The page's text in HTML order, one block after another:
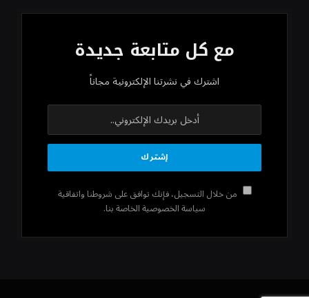
مع كل متابعة جديدة
اشترك في نشرتنا الإلكترونية مجاناً
من خلال التسجيل، فإنك توافق على شروطنا واتفاقية
سياسة الخصوصية الخاصة بنا.